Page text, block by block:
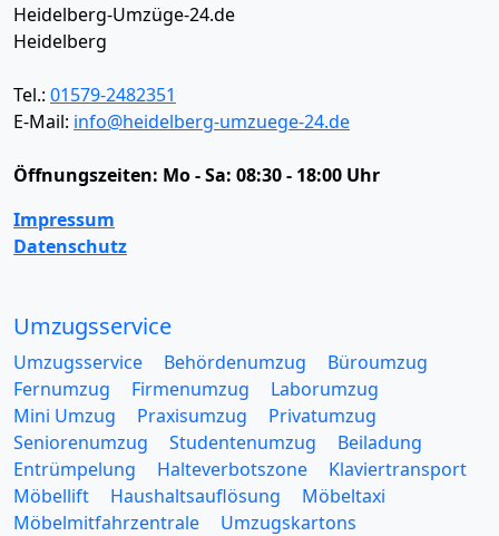
Heidelberg-Umzüge-24.de
Heidelberg
Tel.: 01579-2482351
E-Mail: info@heidelberg-umzuege-24.de
Öffnungszeiten: Mo - Sa: 08:30 - 18:00 Uhr
Impressum
Datenschutz
Umzugsservice
Umzugsservice Behördenumzug
Büroumzug
Fernumzug
Firmenumzug
Laborumzug
Mini Umzug
Praxisumzug
Privatumzug
Seniorenumzug
Studentenumzug
Beiladung
Entrümpelung
Halteverbotszone
Klaviertransport
Möbellift
Haushaltsauflösung
Möbeltaxi
Möbelmitfahrzentrale
Umzugskartons